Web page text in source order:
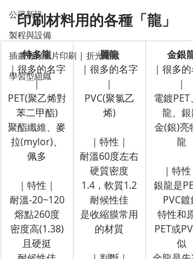
公司新訊
製程與設備
插畫海報卡片印刷 | 折光壓紋
學習型組織
印刷材料用的各種「龍」
特多龍
｜很多的名字
｜
PET(聚乙烯對
苯二甲酯)
聚酯纖維、麥
拉(mylor)、
佩多
｜特性｜
耐溫-20~120
熔點260度
密度高(1.38)
且硬挺
麗龍
｜很多的名字
｜
PVC(聚氯乙
烯)
｜特性｜
耐溫60度左右
硬質密度
1.4，軟質1.2
耐候性佳
是收縮膜常用
的材質
金銀龍
｜很多的
｜
電鍍PET
龍、銀
金(銀)亮
龍
｜特性
銀龍是
PVC鍍鋁
特性和原
PET或
似